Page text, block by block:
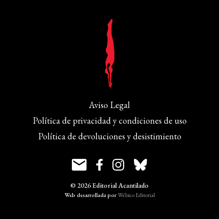
Aviso Legal
Política de privacidad y condiciones de uso
Política de devoluciones y desistimiento
© 2026 Editorial Acantilado
Web desarrollada porWébico Editorial